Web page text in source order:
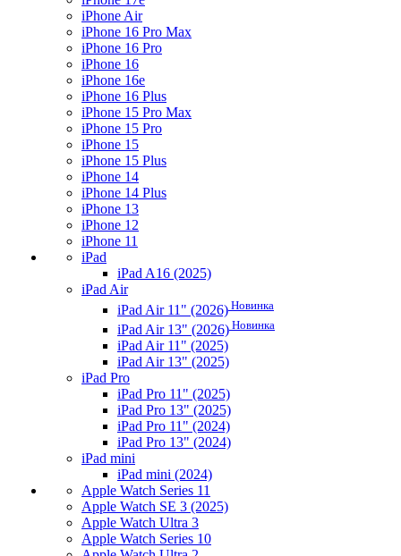
iPhone Air
iPhone 16 Pro Max
iPhone 16 Pro
iPhone 16
iPhone 16e
iPhone 16 Plus
iPhone 15 Pro Max
iPhone 15 Pro
iPhone 15
iPhone 15 Plus
iPhone 14
iPhone 14 Plus
iPhone 13
iPhone 12
iPhone 11
iPad
iPad A16 (2025)
iPad Air
iPad Air 11" (2026) Новинка
iPad Air 13" (2026) Новинка
iPad Air 11" (2025)
iPad Air 13" (2025)
iPad Pro
iPad Pro 11" (2025)
iPad Pro 13" (2025)
iPad Pro 11" (2024)
iPad Pro 13" (2024)
iPad mini
iPad mini (2024)
Apple Watch Series 11
Apple Watch SE 3 (2025)
Apple Watch Ultra 3
Apple Watch Series 10